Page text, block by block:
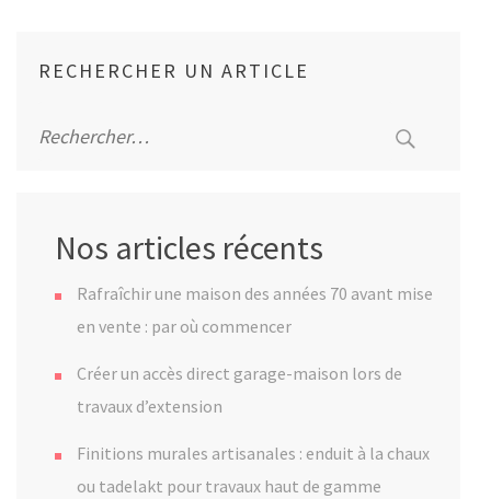
RECHERCHER UN ARTICLE
Nos articles récents
Rafraîchir une maison des années 70 avant mise
en vente : par où commencer
Créer un accès direct garage-maison lors de
travaux d’extension
Finitions murales artisanales : enduit à la chaux
ou tadelakt pour travaux haut de gamme